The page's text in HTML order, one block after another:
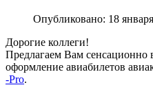
Опубликовано: 18
Дорогие коллеги!
Предлагаем Вам сенсационно
оформление авиабилетов
-Pro.